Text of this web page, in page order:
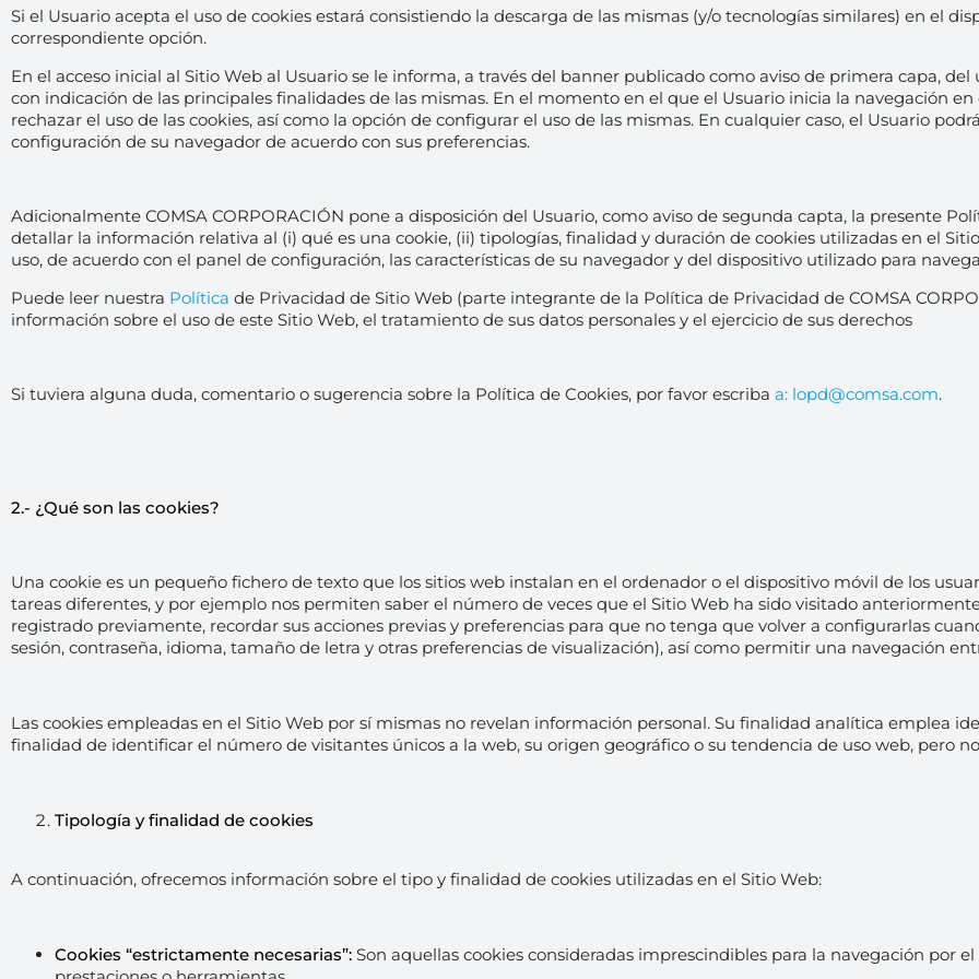
Si el Usuario acepta el uso de cookies estará consistiendo la descarga de las mismas (y/o tecnologías similares) en el
correspondiente opción.
En el acceso inicial al Sitio Web al Usuario se le informa, a través del banner publicado como aviso de primera capa,
con indicación de las principales finalidades de las mismas. En el momento en el que el Usuario inicia la navegación
rechazar el uso de las cookies, así como la opción de configurar el uso de las mismas. En cualquier caso, el Usuario
configuración de su navegador de acuerdo con sus preferencias.
Adicionalmente COMSA CORPORACIÓN pone a disposición del Usuario, como aviso de segunda capta, la presente
detallar la información relativa al (i) qué es una cookie, (ii) tipologías, finalidad y duración de cookies utilizadas en el
uso, de acuerdo con el panel de configuración, las características de su navegador y del dispositivo utilizado para
Puede leer nuestra Política de Privacidad de Sitio Web (parte integrante de la Política de Privacidad de COMSA
información sobre el uso de este Sitio Web, el tratamiento de sus datos personales y el ejercicio de sus derechos
Si tuviera alguna duda, comentario o sugerencia sobre la Política de Cookies, por favor escriba a: lopd@comsa.com.
2.- ¿Qué son las cookies?
Una cookie es un pequeño fichero de texto que los sitios web instalan en el ordenador o el dispositivo móvil de los
tareas diferentes, y por ejemplo nos permiten saber el número de veces que el Sitio Web ha sido visitado
registrado previamente, recordar sus acciones previas y preferencias para que no tenga que volver a configurarlas
sesión, contraseña, idioma, tamaño de letra y otras preferencias de visualización), así como permitir una navegación
Las cookies empleadas en el Sitio Web por sí mismas no revelan información personal. Su finalidad analítica emplea
finalidad de identificar el número de visitantes únicos a la web, su origen geográfico o su tendencia de uso web, pero
Tipología y finalidad de cookies
A continuación, ofrecemos información sobre el tipo y finalidad de cookies utilizadas en el Sitio Web:
Cookies “estrictamente necesarias”: Son aquellas cookies consideradas imprescindibles para la navegación por